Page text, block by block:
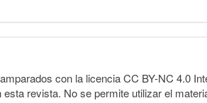
con la licencia CC BY-NC 4.0
revista. No se permite utilizar el